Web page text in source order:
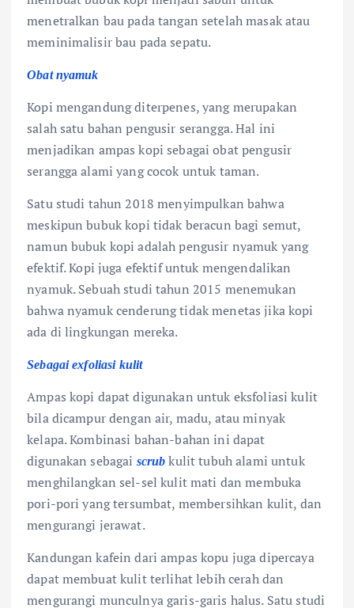
menetralkan bau pada tangan setelah masak atau
meminimalisir bau pada sepatu.
Obat nyamuk
Kopi mengandung diterpenes, yang merupakan
salah satu bahan pengusir serangga. Hal ini
menjadikan ampas kopi sebagai obat pengusir
serangga alami yang cocok untuk taman.
Satu studi tahun 2018 menyimpulkan bahwa
meskipun bubuk kopi tidak beracun bagi semut,
namun bubuk kopi adalah pengusir nyamuk yang
efektif. Kopi juga efektif untuk mengendalikan
nyamuk. Sebuah studi tahun 2015 menemukan
bahwa nyamuk cenderung tidak menetas jika kopi
ada di lingkungan mereka.
Sebagai exfoliasi kulit
Ampas kopi dapat digunakan untuk eksfoliasi kulit
bila dicampur dengan air, madu, atau minyak
kelapa. Kombinasi bahan-bahan ini dapat
digunakan sebagai scrubkulit tubuh alami untuk
menghilangkan sel-sel kulit mati dan membuka
pori-pori yang tersumbat, membersihkan kulit, dan
mengurangi jerawat.
Kandungan kafein dari ampas kopu juga dipercaya
dapat membuat kulit terlihat lebih cerah dan
mengurangi munculnya garis-garis halus. Satu studi